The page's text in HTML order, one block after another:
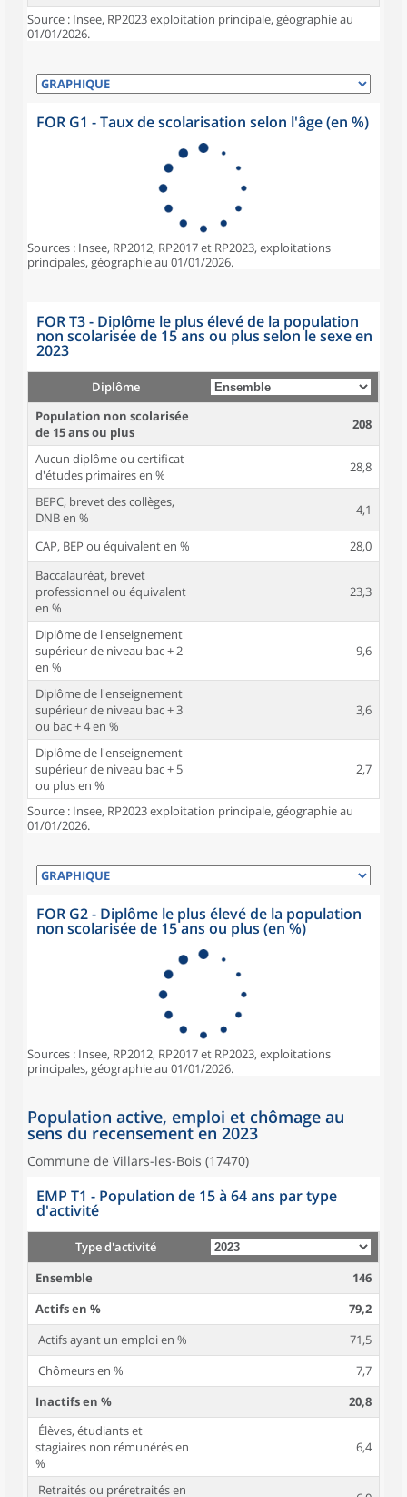
Source : Insee, RP2023 exploitation principale, géographie au
01/01/2026.
FOR G1 - Taux de scolarisation selon l'âge (en %)
Sources : Insee, RP2012, RP2017 et RP2023, exploitations
principales, géographie au 01/01/2026.
FOR T3 - Diplôme le plus élevé de la population
non scolarisée de 15 ans ou plus selon le sexe en
2023
Diplôme
Population non scolarisée
de 15 ans ou plus
208
Aucun diplôme ou certificat
d'études primaires en %
28,8
BEPC, brevet des collèges,
DNB en %
4,1
CAP, BEP ou équivalent en %
28,0
Baccalauréat, brevet
professionnel ou équivalent
en %
23,3
Diplôme de l'enseignement
supérieur de niveau bac + 2
en %
9,6
Diplôme de l'enseignement
supérieur de niveau bac + 3
ou bac + 4 en %
3,6
Diplôme de l'enseignement
supérieur de niveau bac + 5
ou plus en %
2,7
Source : Insee, RP2023 exploitation principale, géographie au
01/01/2026.
FOR G2 - Diplôme le plus élevé de la population
non scolarisée de 15 ans ou plus (en %)
Sources : Insee, RP2012, RP2017 et RP2023, exploitations
principales, géographie au 01/01/2026.
Population active, emploi et chômage au
sens du recensement en 2023
Commune de Villars-les-Bois (17470)
EMP T1 - Population de 15 à 64 ans par type
d'activité
Type d'activité
Ensemble
146
Actifs en %
79,2
Actifs ayant un emploi en %
71,5
Chômeurs en %
7,7
Inactifs en %
20,8
Élèves, étudiants et
stagiaires non rémunérés en
%
6,4
Retraités ou préretraités en